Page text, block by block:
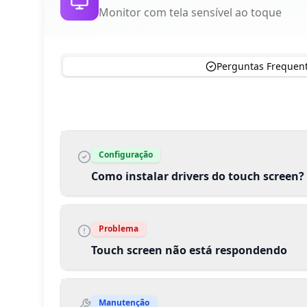
Monitor com tela sensível ao toque
Perguntas
Configuração
Como instalar drivers do touch screen?
Problema
Touch screen não está respondendo
Manutenção